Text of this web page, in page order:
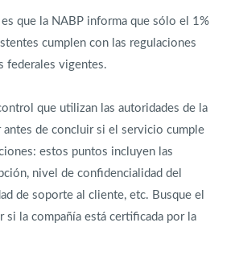
es que la NABP informa que sólo el 1%
cumplen con las regulaciones
federales vigentes.
que utilizan las autoridades de la
antes de concluir si el servicio cumple
estos puntos incluyen las
nivel de confidencialidad del
de soporte al cliente, etc. Busque el
si la compañía está certificada por la